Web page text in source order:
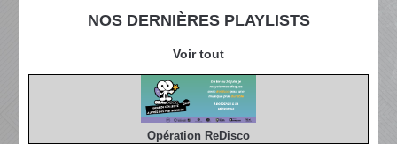
NOS DERNIÈRES PLAYLISTS
Voir tout
Opération ReDisco